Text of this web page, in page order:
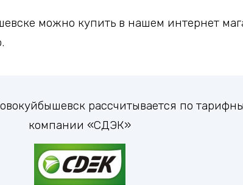
можно купить в нашем интернет
рассчитывается по
компании «СДЭК»